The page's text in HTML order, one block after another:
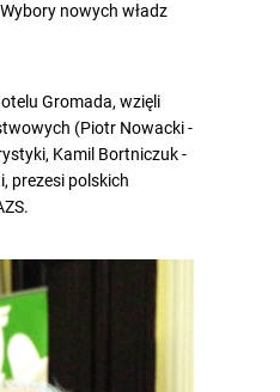
nowych władz
Gromada, wzięli
(Piotr Nowacki -
Kamil Bortniczuk -
prezesi polskich